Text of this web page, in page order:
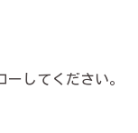
してください。